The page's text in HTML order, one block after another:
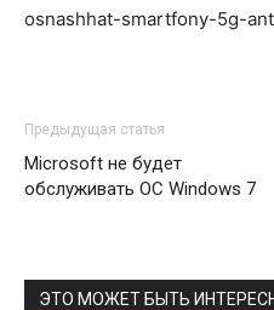
osnashhat-smartfony-5g-
Предыдущая статья
Microsoft не будет
обслуживать ОС Windows 7
ЭТО МОЖЕТ БЫТЬ